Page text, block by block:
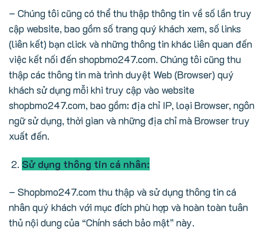
– Chúng tôi cũng có thể thu thập thông tin về số lần truy
cập website, bao gồm số trang quý khách xem, số links
(liên kết) bạn click và những thông tin khác liên quan đến
việc kết nối đến shopbmo247.com. Chúng tôi cũng thu
thập các thông tin mà trình duyệt Web (Browser) quý
khách sử dụng mỗi khi truy cập vào website
shopbmo247.com, bao gồm: địa chỉ IP, loại Browser, ngôn
ngữ sử dụng, thời gian và những địa chỉ mà Browser truy
xuất đến.
Sử dụng thông tin cá nhân:
– Shopbmo247.com thu thập và sử dụng thông tin cá
nhân quý khách với mục đích phù hợp và hoàn toàn tuân
thủ nội dung của “Chính sách bảo mật” này.